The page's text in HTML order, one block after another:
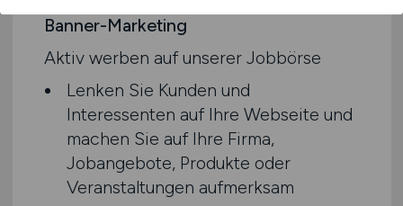
Banner-Marketing
Aktiv werben auf unserer Jobbörse
Lenken Sie Kunden und
Interessenten auf Ihre Webseite und
machen Sie auf Ihre Firma,
Jobangebote, Produkte oder
Veranstaltungen aufmerksam